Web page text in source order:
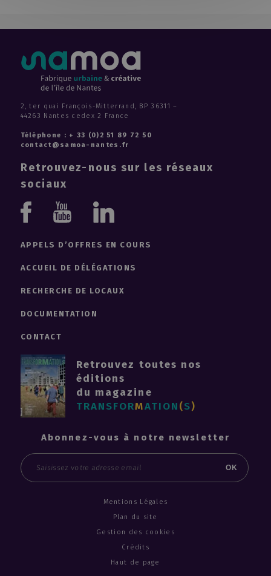
2, ter quai François-Mitterrand, BP 36311 –
44263 Nantes cedex 2 France
Téléphone : + 33 (0)2 51 89 72 50
contact@samoa-nantes.fr
Retrouvez-nous sur les réseaux
sociaux
YoutubeLinkedin
APPELS D’OFFRES EN COURS
ACCUEIL DE DÉLÉGATIONS
RECHERCHE DE LOCAUX
DOCUMENTATION
CONTACT
Retrouvez toutes nos
éditions
du magazine
TRANSFORMATION(S)
Abonnez-vous à notre newsletter
Email
OK
Mentions Légales
Plan du site
Gestion des cookies
Crédits
Haut de page